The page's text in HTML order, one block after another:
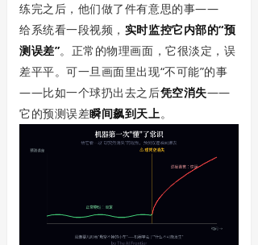
练完之后，他们做了件有意思的事——
给系统看一段视频， 实时监控它内部的“预
测误差”。正常的物理画面，它很淡定，误
差平平。可一旦画面里出现“不可能”的事
——比如一个球扔出去之后凭空消失——
它的预测误差瞬间飙到天上。